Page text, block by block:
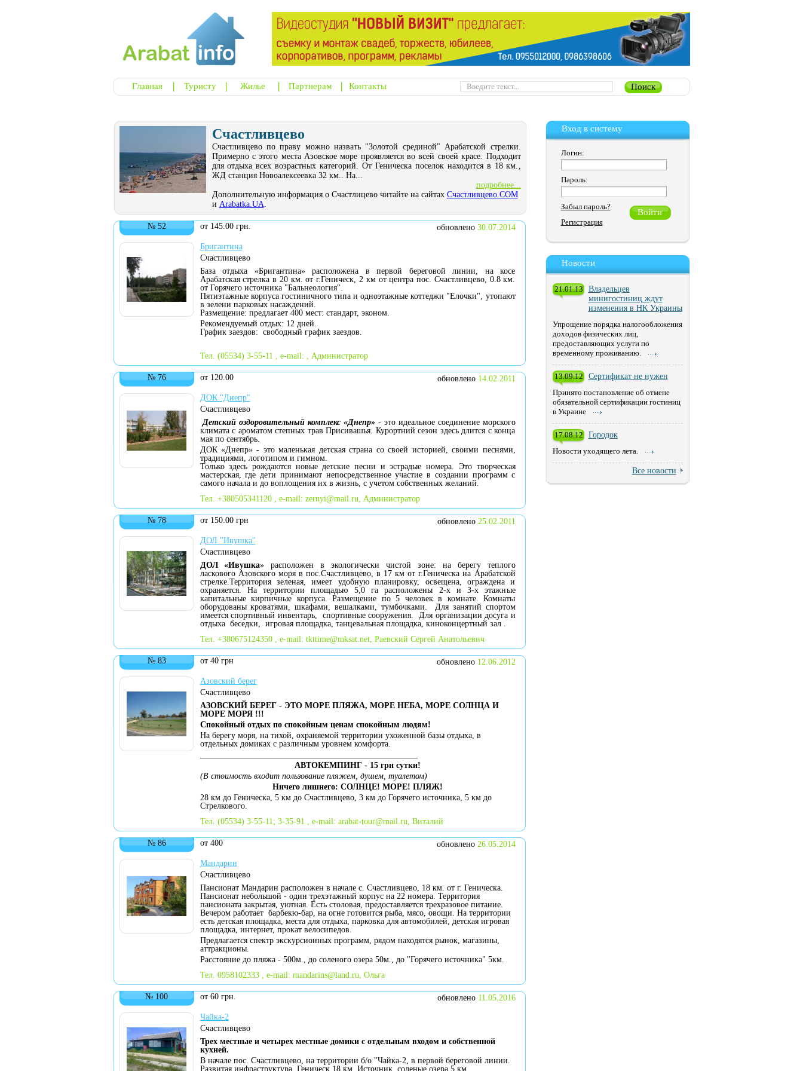
Главная Туристу Жилье Партнерам Контакты
Вход в систему
Логин:
Пароль:
Забыл пароль?
Регистрация
Новости
21.01.13
Владельцев
минигостиниц ждут
изменения в НК Украины
Упрощение порядка налогообложения
доходов физических лиц,
предоставляющих услуги по
временному проживанию.
13.09.12
Сертификат не нужен
Принято постановление об отмене
обязательной сертификации гостиниц
в Украине
17.08.12
Городок
Новости уходящего лета.
Все новости
Счастливцево
Счастливцево по праву можно назвать "Золотой срединой" Арабатской стрелки.
Примерно с этого места Азовское море проявляется во всей своей красе. Подходит
для отдыха всех возрастных категорий. От Геническа поселок находится в 18 км.,
ЖД станция Новоалексеевка 32 км.. На...
подробнее...
Дополнительную информация о Счастлицево читайте на сайтах Счастливцево.COM
и Arabatka.UA.
№ 52 от 145.00 грн. обновлено 30.07.2014
Бригантина
Счастливцево
База отдыха «Бригантина» расположена в первой береговой линии, на косе
Арабатская стрелка в 20 км. от г.Геническ, 2 км от центра пос. Счастливцево, 0.8 км.
от Горячего источника "Бальнеология".
Пятиэтажные корпуса гостиничного типа и одноэтажные коттеджи "Елочки", утопают
в зелени парковых насаждений.
Размещение: предлагает 400 мест: стандарт, эконом.
Рекомендуемый отдых: 12 дней.
График заездов: свободный график заездов.
Тел. (05534) 3-55-11 , e-mail: , Администратор
№ 76 от 120.00 обновлено 14.02.2011
ДОК "Днепр"
Счастливцево
Детский оздоровительный комплекс «Днепр» - это идеальное соединение морского
климата с ароматом степных трав Присивашья. Курортний сезон здесь длится с конца
мая по сентябрь.
ДОК «Днепр» - это маленькая детская страна со своей историей, своими песнями,
традициями, логотипом и гимном.
Только здесь рождаются новые детские песни и эстрадые номера. Это творческая
мастерская, где дети принимают непосредственное участие в создании программ с
самого начала и до воплощения их в жизнь, с учетом собственных желаний.
Тел. +380505341120 , e-mail: zernyi@mail.ru, Администратор
№ 78 от 150.00 грн обновлено 25.02.2011
ДОЛ "Ивушка"
Счастливцево
ДОЛ «Ивушка» расположен в экологически чистой зоне: на берегу теплого
ласкового Азовского моря в пос.Счастливцево, в 17 км от г.Геническа на Арабатской
стрелке.Территория зеленая, имеет удобную планировку, освещена, ограждена и
охраняется. На территории площадью 5,0 га расположены 2-х и 3-х этажные
капитальные кирпичные корпуса. Размещение по 5 человек в комнате. Комнаты
оборудованы кроватями, шкафами, вешалками, тумбочками. Для занятий спортом
имеется спортивный инвентарь, спортивные сооружения. Для организации досуга и
отдыха беседки, игровая площадка, танцевальная площадка, киноконцертный зал .
Тел. +380675124350 , e-mail: tkttime@mksat.net, Раевский Сергей Анатольевич
№ 83 от 40 грн обновлено 12.06.2012
Азовский берег
Счастливцево
АЗОВСКИЙ БЕРЕГ - ЭТО МОРЕ ПЛЯЖА, МОРЕ НЕБА, МОРЕ СОЛНЦА И
МОРЕ МОРЯ !!!
Спокойный отдых по спокойным ценам спокойным людям!
На берегу моря, на тихой, охраняемой территории ухоженной базы отдыха, в
отдельных домиках с различным уровнем комфорта.
АВТОКЕМПИНГ - 15 грн сутки!
(В стоимость входит пользование пляжем, душем, туалетом)
Ничего лишнего: СОЛНЦЕ! МОРЕ! ПЛЯЖ!
28 км до Геническа, 5 км до Счастливцево, 3 км до Горячего источника, 5 км до
Стрелкового.
Тел. (05534) 3-55-11; 3-35-91 , e-mail: arabat-tour@mail.ru, Виталий
№ 86 от 400 обновлено 26.05.2014
Мандарин
Счастливцево
Пансионат Мандарин расположен в начале с. Счастливцево, 18 км. от г. Геническа.
Пансионат небольшой - один трехэтажный корпус на 22 номера. Территория
пансионата закрытая, уютная. Есть столовая, предоставляется трехразовое питание.
Вечером работает барбекю-бар, на огне готовится рыба, мясо, овощи. На территории
есть детская площадка, места для отдыха, парковка для автомобилей, детская игровая
площадка, интернет, прокат велосипедов.
Предлагается спектр экскурсионных программ, рядом находятся рынок, магазины,
аттракционы.
Расстояние до пляжа - 500м., до соленого озера 50м., до "Горячего источника" 5км.
Тел. 0958102333 , e-mail: mandarins@land.ru, Ольга
№ 100 от 60 грн. обновлено 11.05.2016
Чайка-2
Счастливцево
Трех местные и четырех местные домики с отдельным входом и собственной
кухней.
В начале пос. Счастливцево, на территории б/о "Чайка-2, в первой береговой линии.
Развитая инфраструктура. Геническ 18 км. Источник, соленые озера 5 км.